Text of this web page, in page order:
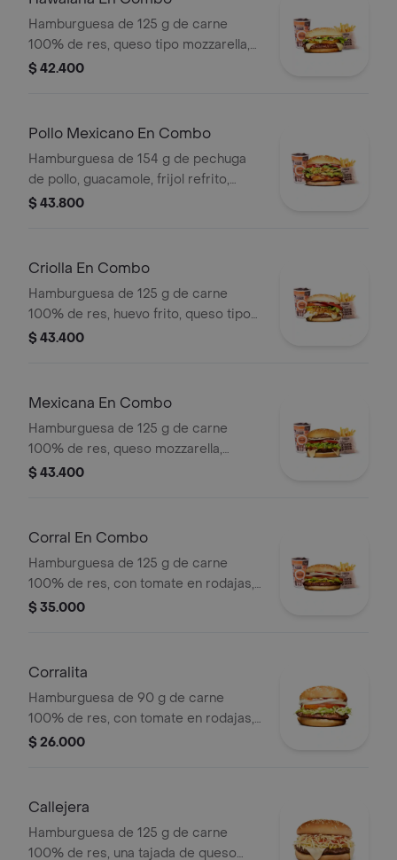
Hamburguesa de 125 g de carne
100% de res, queso tipo mozzarella,
piña, lechuga, salsa blanca y salsa de
pet
$ 42.400
Pollo Mexicano En Combo
Hamburguesa de 154 g de pechuga
de pollo, guacamole, frijol refrito,
tortillas de maíz, tomate, lechuga y
$ 43.800
Criolla En Combo
Hamburguesa de 125 g de carne
100% de res, huevo frito, queso tipo
mozzarella, cebolla grillé, tomate en
pet
$ 43.400
Mexicana En Combo
Hamburguesa de 125 g de carne
100% de res, queso mozzarella,
guacamole, fríjol refrito, tomate,
bebida pet
$ 43.400
Corral En Combo
Hamburguesa de 125 g de carne
100% de res, con tomate en rodajas,
cebolla en rodajas, lechuga y salsas
$ 35.000
Corralita
Hamburguesa de 90 g de carne
100% de res, con tomate en rodajas,
cebolla en rodajas, lechuga, salsa
$ 26.000
Callejera
Hamburguesa de 125 g de carne
100% de res, una tajada de queso